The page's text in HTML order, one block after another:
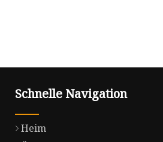
Schnelle Navigation
Heim